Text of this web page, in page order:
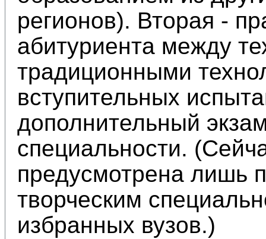
регионов). Вторая -
абитуриента между
традиционными
вступительных
дополнительный
специальности.
предусмотрена лишь
творческим
избранных вузов.)